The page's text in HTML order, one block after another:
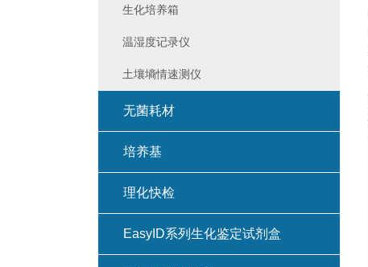
生化培养箱
温湿度记录仪
土壤墒情速测仪
无菌耗材
培养基
理化快检
EasyID系列生化鉴定试剂盒